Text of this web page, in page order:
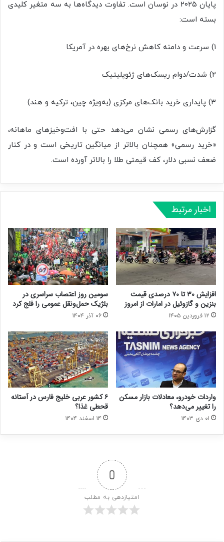
پایان ۲۰۲۵ در نوسان است. تفاوت دیدگاه‌ها به سه متغیر کلیدی
بسته است:
۱) سرعت و دامنه کاهش نرخ‌های بهره در آمریکا
۲) شدت/دوام ریسک‌های ژئوپلیتیک
۳) پایداری خرید بانک‌های مرکزی (به‌ویژه چین، ترکیه و هند)
گزارش‌های رسمی نشان می‌دهد حتی با افت‌وخیزهای ماهانه،
«خرید رسمی» همچنان بالاتر از میانگین تاریخی است و در کنار
ضعف نسبی دلار، کف قیمتی طلا را بالاتر آورده است.
اخبار مرتبط
افزایش ۳۰ تا ۷۰ درصدی قیمت
بنزین و گازوئیل در امارات از امروز
۱۲ فروردین ۱۴۰۵
سومین روز اعتصاب سراسری در
بلژیک حمل‌ونقل عمومی را فلج کرد
۰۶ آذر ۱۴۰۴
واردات خودرو، معادلات بازار مسکن
را تغییر می‌دهد؟
۰۱ دی ۱۴۰۳
۶ کشور عربی خلیج فارس در آستانه
قحطی غذا؟
۱۴ اسفند ۱۴۰۴
0
امتیازدهی به مطلب